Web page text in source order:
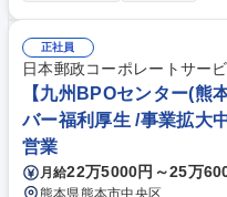
スドライバーが所属しており、
す。営業所のメンバーに対し、
ルスドライバーを育てることをお願いします。 募
者【『配送』の新しい在り方を
正社員
日本郵政コーポレートサー
【九州BPOセンター(熊
バー福利厚生 /事業拡大
営業
月給22万5000円～25万
熊本県熊本市中央区